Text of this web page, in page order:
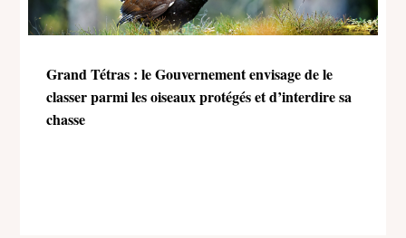
Grand Tétras : le Gouvernement envisage de le
classer parmi les oiseaux protégés et d’interdire sa
chasse